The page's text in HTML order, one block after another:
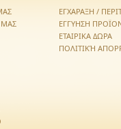
ΜΑΣ
ΕΓΧΑΡΑΞΗ /
ΕΓΓΥΗΣΗ
ΕΤΑΙΡΙΚΑ ΔΩΡΑ
ΠΟΛΙΤΙΚΉ